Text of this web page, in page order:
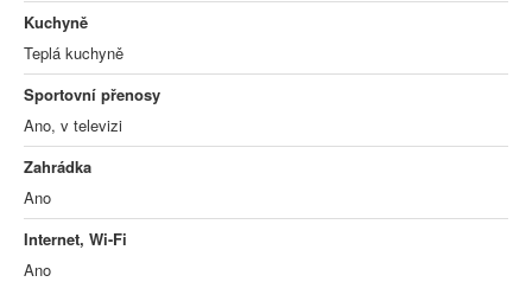
Kuchyně
Teplá kuchyně
Sportovní přenosy
Ano, v televizi
Zahrádka
Ano
Internet, Wi-Fi
Ano